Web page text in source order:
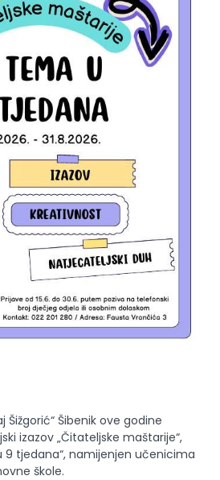
Šižgorić“ Šibenik ove godine
izazov „Čitateljske maštarije“,
9 tjedana“, namijenjen učenicima
škole.